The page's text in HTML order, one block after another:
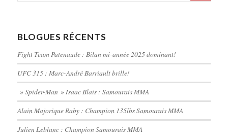
BLOGUES RÉCENTS
Fight Team Patenaude : Bilan mi-année 2025 dominant!
UFC 315 : Marc-André Barriault brille!
» Spider-Man » Isaac Blais : Samourais MMA
Alain Majorique Raby : Champion 135lbs Samourais MMA
Julien Leblanc : Champion Samourais MMA